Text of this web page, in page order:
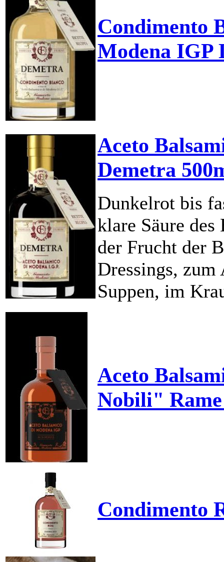
Condimento
Modena IGP
Aceto
Demetra
Dunkelrot bis
klare Säure
der Frucht der
Dressings, zum
Suppen, im
Aceto
Nobili"
Condimento